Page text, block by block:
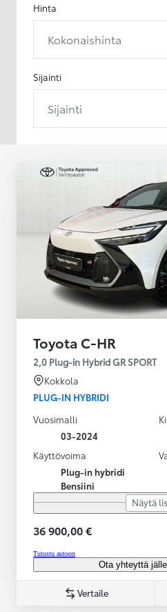
Hinta
Kokonaishinta
Sijainti
Sijainti
Toyota C-HR
2,0 Plug-in Hybrid GR SPORT
Kokkola
PLUG-IN HYBRIDI
Vuosimalli
03-2024
Käyttövoima
Plug-in hybridi
Bensiini
Näytä
36 900,00 €
Tutustu autoon
Ota yhteyttä
Vertaile